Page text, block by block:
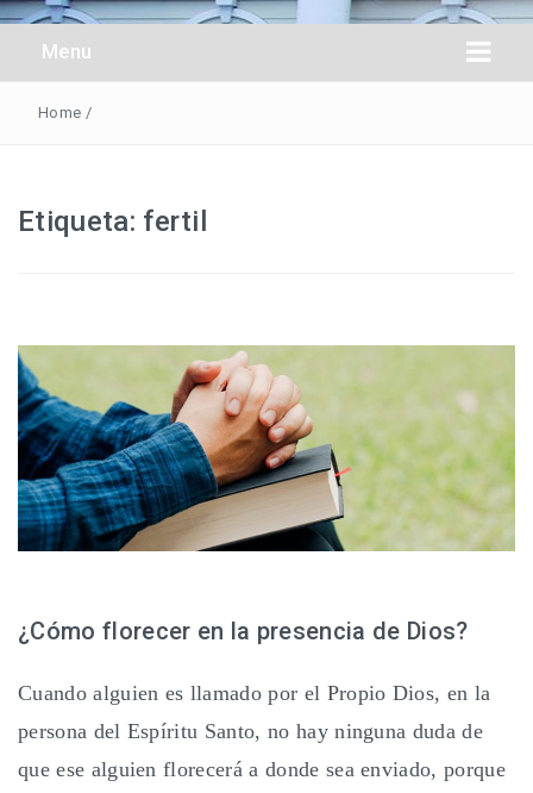
Obreros Universal
Menu
Home /
Etiqueta: fertil
¿Cómo florecer en la presencia de Dios?
Cuando alguien es llamado por el Propio Dios, en la
persona del Espíritu Santo, no hay ninguna duda de
que ese alguien florecerá a donde sea enviado, porque